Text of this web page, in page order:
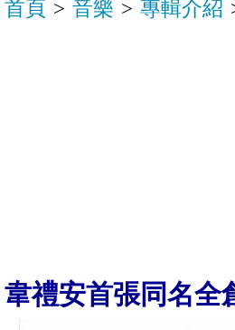
首頁 > 音樂 > 專輯介紹
韋禮安首張同名全